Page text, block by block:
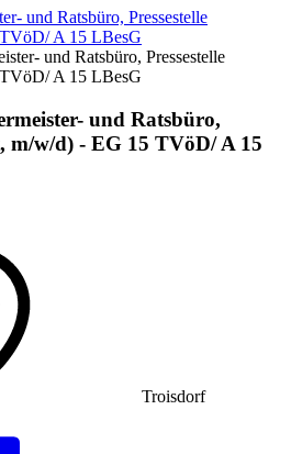
und Ratsbüro, Pressestelle
A 15 LBesG
und Ratsbüro,
m/w/d) - EG 15 TVöD/ A 15
Troisdorf